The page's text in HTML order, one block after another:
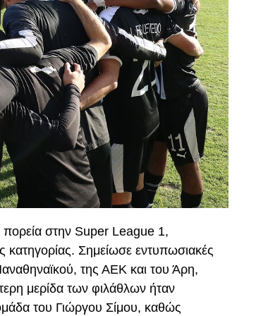
πορεία στην Super League 1,
κατηγορίας. Σημείωσε εντυπωσιακές
της ΑΕΚ και του Άρη,
μερίδα των φιλάθλων ήταν
του Γιώργου Σίμου, καθώς